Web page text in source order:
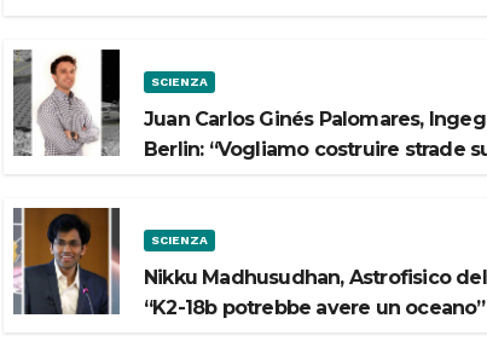
SCIENZA
Juan Carlos Ginés Palomares,
Berlin: “Vogliamo costruire strade
SCIENZA
Nikku Madhusudhan, Astrofisico
“K2-18b potrebbe avere un oceano”